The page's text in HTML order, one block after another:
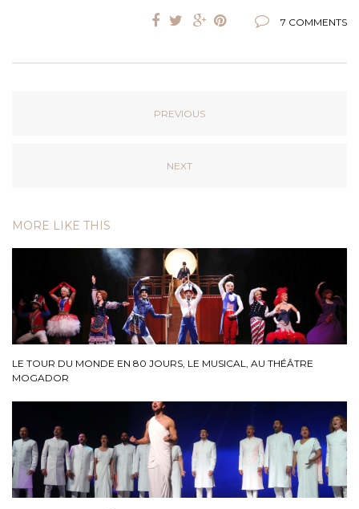
7 COMMENTS
PREVIOUS
NEXT
MORE LIKE THIS
LE TOUR DU MONDE EN 80 JOURS, LE MUSICAL, AU THÉÂTRE
MOGADOR